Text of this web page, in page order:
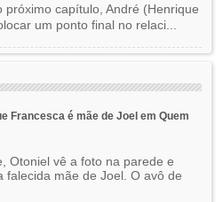
próximo capítulo, André (Henrique
um ponto final no relaci...
Francesca é mãe de Joel em Quem
Otoniel vê a foto na parede e
falecida mãe de Joel. O avô de